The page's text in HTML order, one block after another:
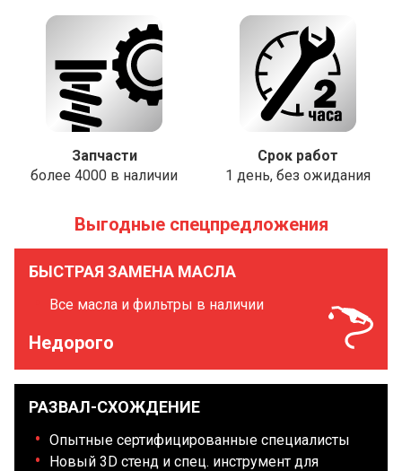
Запчасти
более 4000 в наличии
Срок работ
1 день, без ожидания
Выгодные спецпредложения
БЫСТРАЯ ЗАМЕНА МАСЛА
Все масла и фильтры в наличии
Недорого
РАЗВАЛ-СХОЖДЕНИЕ
Опытные сертифицированные специалисты
Новый 3D стенд и спец. инструмент для